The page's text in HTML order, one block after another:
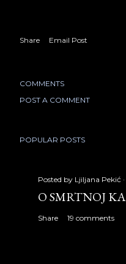
Share Email Post
COMMENTS
POST A COMMENT
POPULAR POSTS
Posted by Ljiljana Pekić
O SMRTNOJ
Share 19 comments